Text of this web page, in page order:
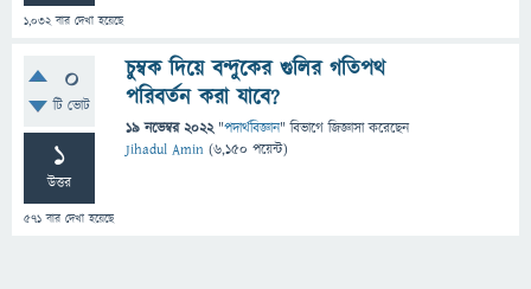
1,032 বার দেখা হয়েছে
0
টি ভোট
1
উত্তর
571 বার দেখা হয়েছে
চুম্বক দিয়ে বন্দুকের গুলির গতিপথ
পরিবর্তন করা যাবে?
19 নভেম্বর 2022 "পদার্থবিজ্ঞান" বিভাগে জিজ্ঞাসাকরেছেন
Jihadul Amin (6,150 পয়েন্ট)